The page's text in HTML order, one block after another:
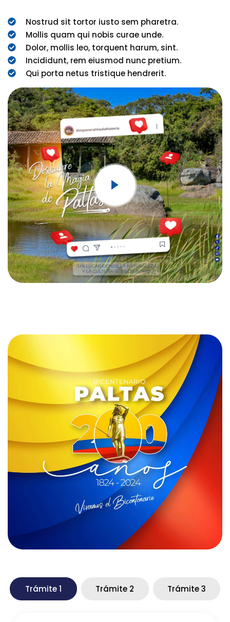
Nostrud sit tortor iusto sem pharetra.
Mollis quam qui nobis curae unde.
Dolor, mollis leo, torquent harum, sint.
Incididunt, rem eiusmod nunc pretium.
Qui porta netus tristique hendrerit.
Trámite 1 Trámite 2 Trámite 3